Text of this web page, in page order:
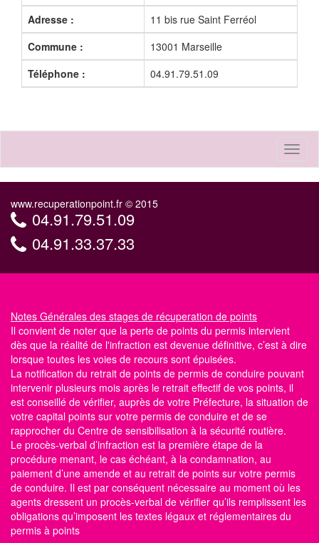
Adresse :
11 bis rue Saint Ferréol
Commune :
13001 Marseille
Téléphone :
04.91.79.51.09
www.recuperationpoint.fr © 2015
04.91.79.51.09
04.91.33.37.33
Notes Générales des stages de récuperation de points
Il convient de noter que la perte de points du permis intervient
dès que la réalité de l'infraction est devenue définitive, c’est à dire
lorsque toutes les voies de recours sont épuisées.
La notification du retrait de points de permis de conduire pouvant
intervenir plusieurs mois après le retrait effectif de vos points, il
est conseillé de vérifier, auprès de votre Préfecture, la situation de
votre capital points sur votre permis de conduire et de se
rapprocher du Centre de sensibilisation à la sécurité routière.
Le procès-verbal d’infraction est la première étape de la
procédure menant, le cas échéant, à la condamnation, au
paiement d’une amende et au retrait de points sur votre permis
de conduire. Il est par conséquent nécessaire au moment où les
agents dressent un procès-verbal de vérifier qu’ils remplissent les
obligations qu’imposent les textes légaux et réglementaires du
permis à points